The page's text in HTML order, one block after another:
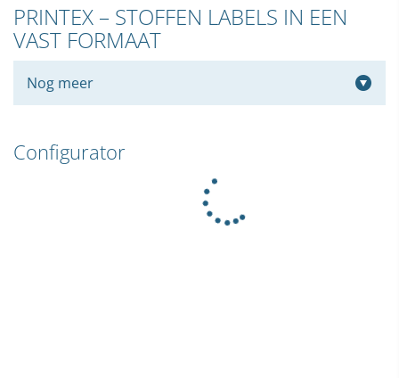
PRINTEX – STOFFEN LABELS IN EEN
VAST FORMAAT
Nog meer
Configurator